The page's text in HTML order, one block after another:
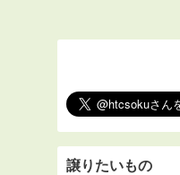
譲りたいもの